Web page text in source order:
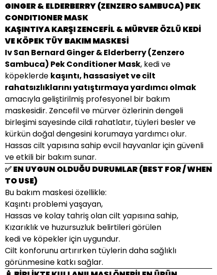
GINGER & ELDERBERRY (ZENZERO SAMBUCA) PEK
CONDITIONER MASK
KAŞINTIYA KARŞI ZENCEFİL & MÜRVER ÖZLÜ KEDİ
VE KÖPEK TÜY BAKIM MASKESİ
Iv San Bernard Ginger & Elderberry (Zenzero
Sambuca) Pek Conditioner Mask, kedi ve
köpeklerde kaşıntı, hassasiyet ve cilt
rahatsızlıklarını yatıştırmaya yardımcı olmak
amacıyla geliştirilmiş profesyonel bir bakım
maskesidir. Zencefil ve mürver özlerinin dengeli
birleşimi sayesinde cildi rahatlatır, tüyleri besler ve
kürkün doğal dengesini korumaya yardımcı olur.
Hassas cilt yapısına sahip evcil hayvanlar için güvenli
ve etkili bir bakım sunar.
✅ EN UYGUN OLDUĞU DURUMLAR (BEST FOR / WHEN
TO USE)
Bu bakım maskesi özellikle:
Kaşıntı problemi yaşayan,
Hassas ve kolay tahriş olan cilt yapısına sahip,
Kızarıklık ve huzursuzluk belirtileri görülen
kedi ve köpekler için uygundur.
Cilt konforunu artırırken tüylerin daha sağlıklı
görünmesine katkı sağlar.